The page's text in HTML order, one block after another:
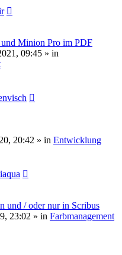
Minion Pro im PDF
09:45 » in
20:42 » in Entwicklung
und / oder nur in Scribus
23:02 » in Farbmanagement